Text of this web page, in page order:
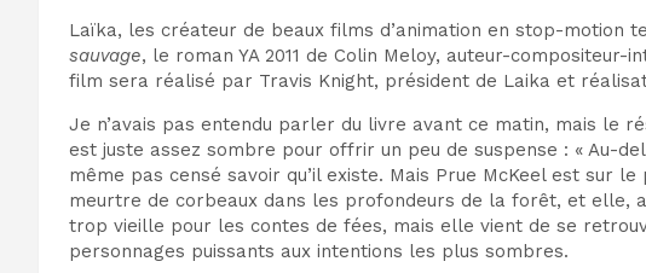
Laïka, les créateur de beaux films d’animation en stop-motion
sauvage, le roman YA 2011 de Colin Meloy, auteur-
film sera réalisé par Travis Knight, président de Laika et
Je n’avais pas entendu parler du livre avant ce matin, mais le
est juste assez sombre pour offrir un peu de suspense : « Au-
même pas censé savoir qu’il existe. Mais Prue McKeel est sur
meurtre de corbeaux dans les profondeurs de la forêt, et elle,
trop vieille pour les contes de fées, mais elle vient de se
personnages puissants aux intentions les plus sombres.